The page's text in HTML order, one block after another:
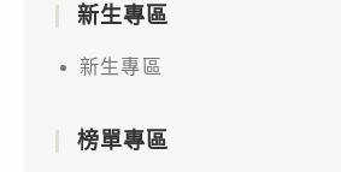
新生專區
新生專區
榜單專區